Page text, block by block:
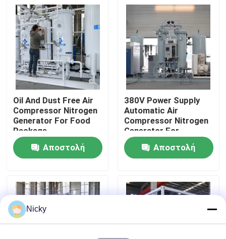
Σχετικά με εμάς
Επισκεψή εργοστασίου
Έλεγχος ποιότητας
Επικοινωνήστε μαζί μας
Ειδήσεις
Παραγωγοί αζώτου PSA
Oil And Dust Free Air
Compressor Nitrogen
Generator For Food
Package
Αποστολή
380V Power Supply
Automatic Air
Compressor Nitrogen
Generator For
Beverage Filling
Αποστολή
Nicky